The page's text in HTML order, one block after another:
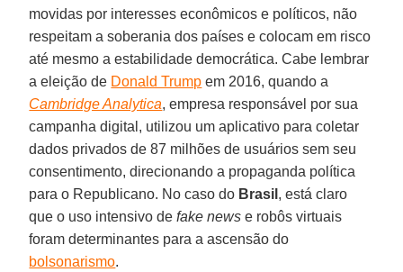
movidas por interesses econômicos e políticos, não
respeitam a soberania dos países e colocam em risco
até mesmo a estabilidade democrática. Cabe lembrar
a eleição de Donald Trump em 2016, quando a
Cambridge Analytica, empresa responsável por sua
campanha digital, utilizou um aplicativo para coletar
dados privados de 87 milhões de usuários sem seu
consentimento, direcionando a propaganda política
para o Republicano. No caso do Brasil , está claro
que o uso intensivo defake news e robôs virtuais
foram determinantes para a ascensão do
bolsonarismo.